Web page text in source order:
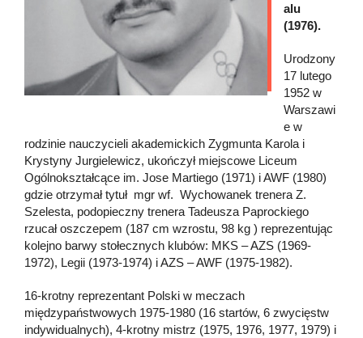
alu
(1976).
Urodzony
17 lutego
1952 w
Warszawi
e w
rodzinie nauczycieli akademickich Zygmunta Karola i
Krystyny Jurgielewicz, ukończył miejscowe Liceum
Ogólnokształcące im. Jose Martiego (1971) i AWF (1980)
gdzie otrzymał tytuł mgr wf. Wychowanek trenera Z.
Szelesta, podopieczny trenera Tadeusza Paprockiego
rzucał oszczepem (187 cm wzrostu, 98 kg ) reprezentując
kolejno barwy stołecznych klubów: MKS – AZS (1969-
1972), Legii (1973-1974) i AZS – AWF (1975-1982).
16-krotny reprezentant Polski w meczach
międzypaństwowych 1975-1980 (16 startów, 6 zwycięstw
indywidualnych), 4-krotny mistrz (1975, 1976, 1977, 1979) i